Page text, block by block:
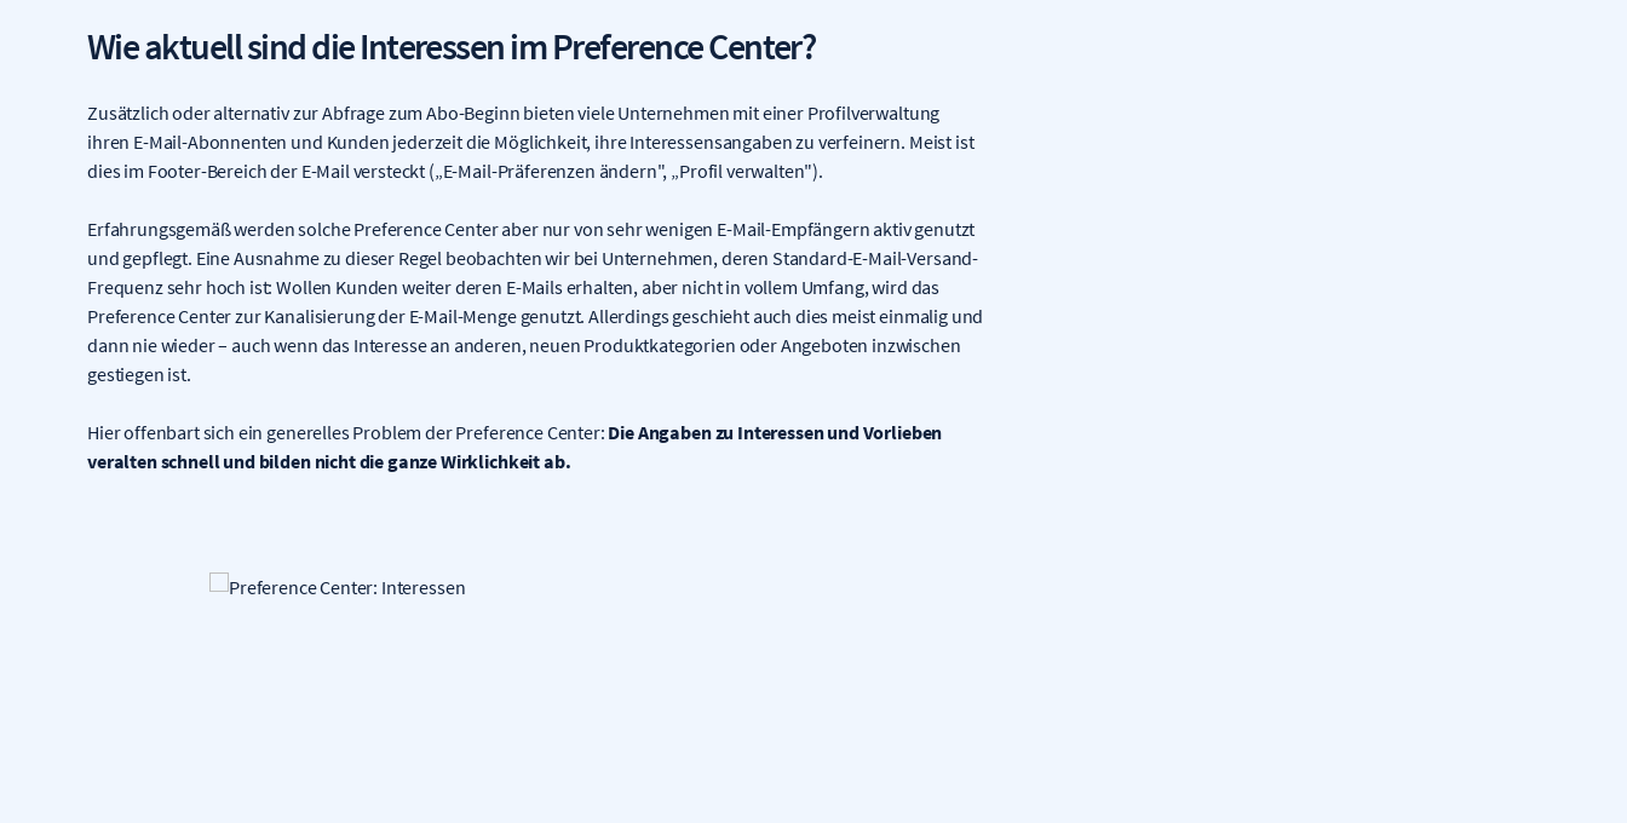
Wie aktuell sind die Interessen im Preference Center?
Zusätzlich oder alternativ zur Abfrage zum Abo-Beginn bieten viele Unternehmen mit einer Profilverwaltung
ihren E-Mail-Abonnenten und Kunden jederzeit die Möglichkeit, ihre Interessensangaben zu verfeinern. Meist ist
dies im Footer-Bereich der E-Mail versteckt („E-Mail-Präferenzen ändern", „Profil verwalten").
Erfahrungsgemäß werden solche Preference Center aber nur von sehr wenigen E-Mail-Empfängern aktiv genutzt
und gepflegt. Eine Ausnahme zu dieser Regel beobachten wir bei Unternehmen, deren Standard-E-Mail-Versand-
Frequenz sehr hoch ist: Wollen Kunden weiter deren E-Mails erhalten, aber nicht in vollem Umfang, wird das
Preference Center zur Kanalisierung der E-Mail-Menge genutzt. Allerdings geschieht auch dies meist einmalig und
dann nie wieder – auch wenn das Interesse an anderen, neuen Produktkategorien oder Angeboten inzwischen
gestiegen ist.
Hier offenbart sich ein generelles Problem der Preference Center: Die Angaben zu Interessen und Vorlieben
veralten schnell und bilden nicht die ganze Wirklichkeit ab.